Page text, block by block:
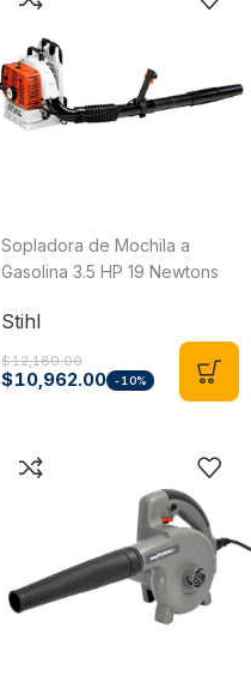
Sopladora de Mochila a
Gasolina 3.5 HP 19 Newtons
Stihl
$12,180.00
$10,962.00 -10%